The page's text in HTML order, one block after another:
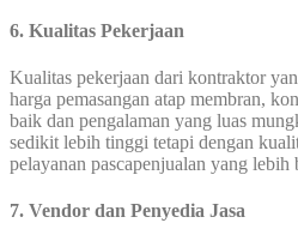
6. Kualitas Pekerjaan
Kualitas pekerjaan dari kontraktor
harga pemasangan atap membran,
baik dan pengalaman yang luas
sedikit lebih tinggi tetapi dengan
pelayanan pascapenjualan yang lebih
7. Vendor dan Penyedia Jasa